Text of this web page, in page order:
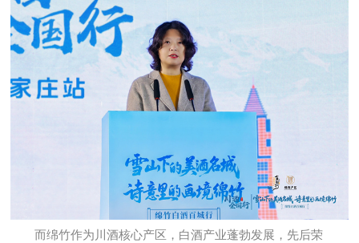
而绵竹作为川酒核心产区，白酒产业蓬勃发展，先后荣